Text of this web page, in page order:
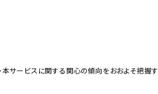
サービスに関する関心の傾向をおおよそ把握す